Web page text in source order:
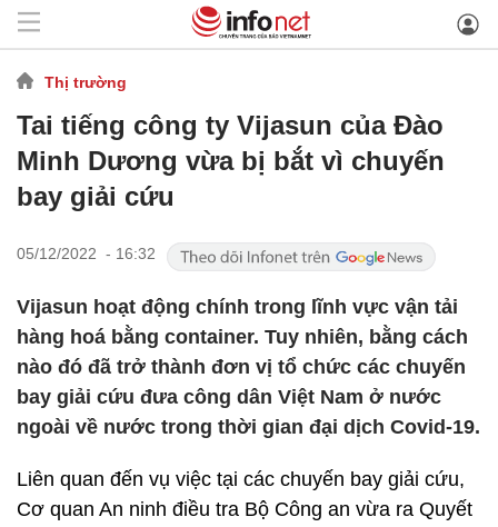
Thị trường
Tai tiếng công ty Vijasun của Đào
Minh Dương vừa bị bắt vì chuyến
bay giải cứu
05/12/2022 - 16:32
Vijasun hoạt động chính trong lĩnh vực vận tải
hàng hoá bằng container. Tuy nhiên, bằng cách
nào đó đã trở thành đơn vị tổ chức các chuyến
bay giải cứu đưa công dân Việt Nam ở nước
ngoài về nước trong thời gian đại dịch Covid-19.
Liên quan đến vụ việc tại các chuyến bay giải cứu,
Cơ quan An ninh điều tra Bộ Công an vừa ra Quyết